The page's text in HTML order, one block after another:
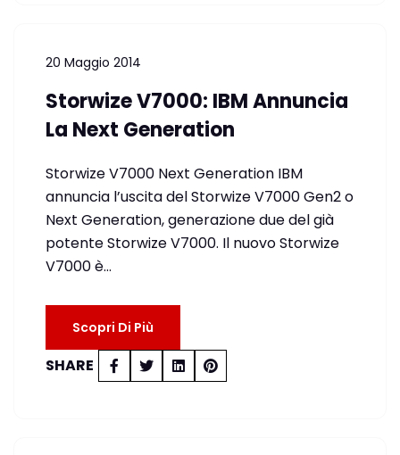
20 Maggio 2014
Storwize V7000: IBM Annuncia
La Next Generation
Storwize V7000 Next Generation IBM
annuncia l’uscita del Storwize V7000 Gen2 o
Next Generation, generazione due del già
potente Storwize V7000. Il nuovo Storwize
V7000 è…
Scopri Di Più
SHARE